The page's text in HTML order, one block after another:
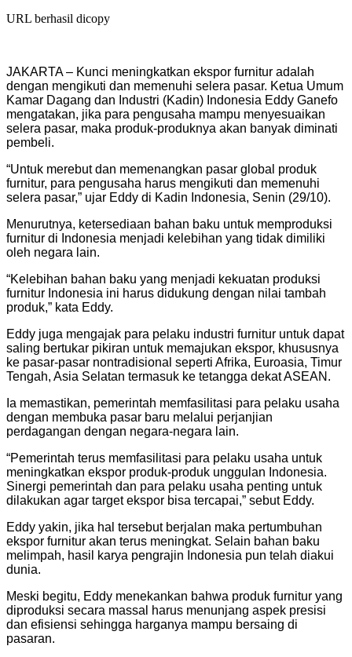
URL berhasil dicopy
JAKARTA – Kunci meningkatkan ekspor furnitur adalah
dengan mengikuti dan memenuhi selera pasar. Ketua Umum
Kamar Dagang dan Industri (Kadin) Indonesia Eddy Ganefo
mengatakan, jika para pengusaha mampu menyesuaikan
selera pasar, maka produk-produknya akan banyak diminati
pembeli.
“Untuk merebut dan memenangkan pasar global produk
furnitur, para pengusaha harus mengikuti dan memenuhi
selera pasar,” ujar Eddy di Kadin Indonesia, Senin (29/10).
Menurutnya, ketersediaan bahan baku untuk memproduksi
furnitur di Indonesia menjadi kelebihan yang tidak dimiliki
oleh negara lain.
“Kelebihan bahan baku yang menjadi kekuatan produksi
furnitur Indonesia ini harus didukung dengan nilai tambah
produk,” kata Eddy.
Eddy juga mengajak para pelaku industri furnitur untuk dapat
saling bertukar pikiran untuk memajukan ekspor, khususnya
ke pasar-pasar nontradisional seperti Afrika, Euroasia, Timur
Tengah, Asia Selatan termasuk ke tetangga dekat ASEAN.
Ia memastikan, pemerintah memfasilitasi para pelaku usaha
dengan membuka pasar baru melalui perjanjian
perdagangan dengan negara-negara lain.
“Pemerintah terus memfasilitasi para pelaku usaha untuk
meningkatkan ekspor produk-produk unggulan Indonesia.
Sinergi pemerintah dan para pelaku usaha penting untuk
dilakukan agar target ekspor bisa tercapai,” sebut Eddy.
Eddy yakin, jika hal tersebut berjalan maka pertumbuhan
ekspor furnitur akan terus meningkat. Selain bahan baku
melimpah, hasil karya pengrajin Indonesia pun telah diakui
dunia.
Meski begitu, Eddy menekankan bahwa produk furnitur yang
diproduksi secara massal harus menunjang aspek presisi
dan efisiensi sehingga harganya mampu bersaing di
pasaran.